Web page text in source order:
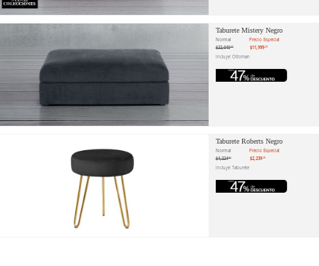
Taburete Mistery Negro
Normal
$22,640.00
Precio Especial
$11,999.20
Incluye: Ottoman
Taburete Roberts Negro
Normal
$4,224.91
Precio Especial
$2,239.20
Incluye: Taburete